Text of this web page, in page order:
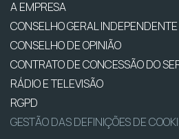
A EMPRESA
CONSELHO GERAL INDEPENDENTE
CONSELHO DE OPINIÃO
CONTRATO DE CONCESSÃO DO
RÁDIO E TELEVISÃO
RGPD
GESTÃO DAS DEFINIÇÕES DE